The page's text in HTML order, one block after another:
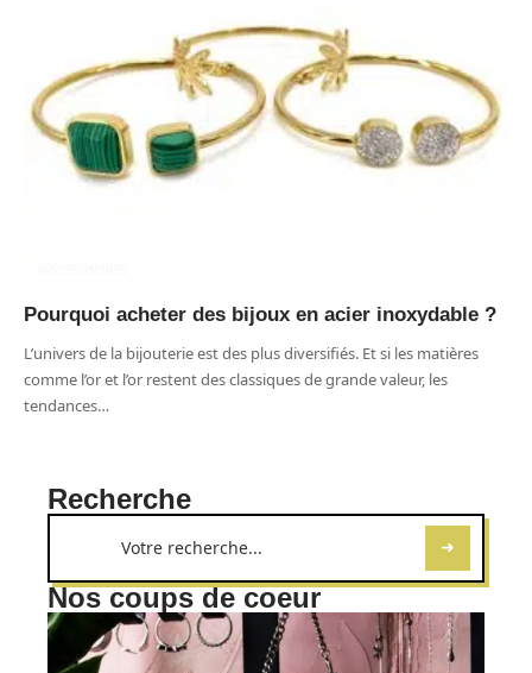
Pourquoi acheter des bijoux en acier inoxydable ?
L’univers de la bijouterie est des plus diversifiés. Et si les matières
comme l’or et l’or restent des classiques de grande valeur, les
tendances…
Recherche
Nos coups de coeur